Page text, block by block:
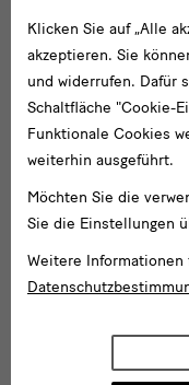
Eine
mit
Klicken Sie auf „Alle
akzeptieren. Sie
und widerrufen. Dafür
Schaltfläche "Cookie-
Funktionale Cookies
weiterhin ausgeführt.
Möchten Sie die
Sie die Einstellungen
Weitere